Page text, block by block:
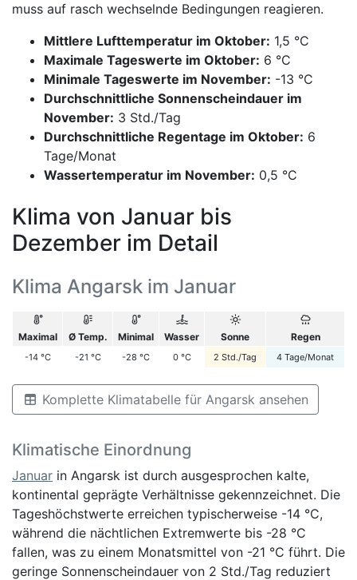
muss auf rasch wechselnde Bedingungen reagieren.
Mittlere Lufttemperatur im Oktober: 1,5 °C
Maximale Tageswerte im Oktober: 6 °C
Minimale Tageswerte im November: -13 °C
Durchschnittliche Sonnenscheindauer im
November: 3 Std./Tag
Durchschnittliche Regentage im Oktober: 6
Tage/Monat
Wassertemperatur im November: 0,5 °C
Klima von Januar bis
Dezember im Detail
Klima Angarsk im Januar
Maximal Ø Temp. Minimal Wasser Sonne Regen
-14 °C -21 °C -28 °C 0 °C 2 Std./Tag 4 Tage/Monat
Komplette Klimatabelle für Angarsk ansehen
Klimatische Einordnung
Januar in Angarsk ist durch ausgesprochen kalte,
kontinental geprägte Verhältnisse gekennzeichnet. Die
Tageshöchstwerte erreichen typischerweise -14 °C,
während die nächtlichen Extremwerte bis -28 °C
fallen, was zu einem Monatsmittel von -21 °C führt. Die
geringe Sonnenscheindauer von 2 Std./Tag reduziert